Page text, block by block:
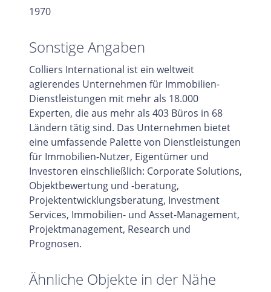
1970
Sonstige Angaben
Colliers International ist ein weltweit
agierendes Unternehmen für Immobilien-
Dienstleistungen mit mehr als 18.000
Experten, die aus mehr als 403 Büros in 68
Ländern tätig sind. Das Unternehmen bietet
eine umfassende Palette von Dienstleistungen
für Immobilien-Nutzer, Eigentümer und
Investoren einschließlich: Corporate Solutions,
Objektbewertung und -beratung,
Projektentwicklungsberatung, Investment
Services, Immobilien- und Asset-Management,
Projektmanagement, Research und
Prognosen.
Ähnliche Objekte in der Nähe